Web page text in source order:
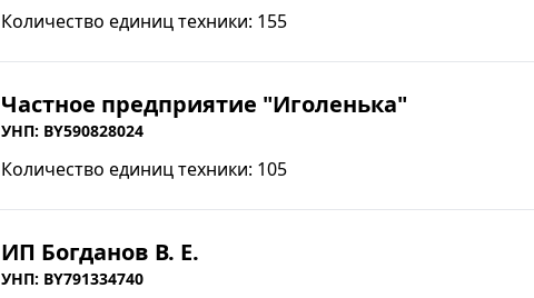
Количество единиц техники: 155
Частное предприятие "Иголенька"
УНП: BY590828024
Количество единиц техники: 105
ИП Богданов В. Е.
УНП: BY791334740